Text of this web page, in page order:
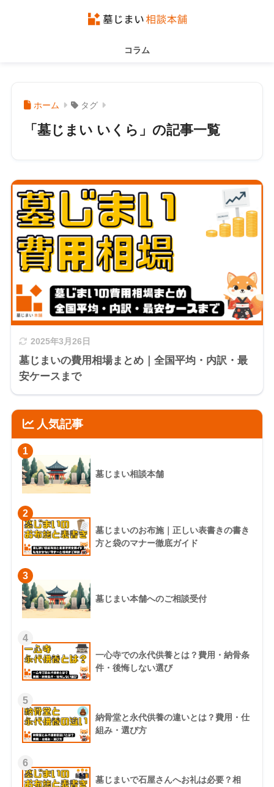
コラム
ホーム タグ
「墓じまい いくら」の記事一覧
2025年3月26日
墓じまいの費用相場まとめ｜全国平均・内訳・最
安ケースまで
人気記事
1
墓じまい相談本舗
2
墓じまいのお布施｜正しい表書きの書き
方と袋のマナー徹底ガイド
3
墓じまい本舗へのご相談受付
4
一心寺での永代供養とは？費用・納骨条
件・後悔しない選び
5
納骨堂と永代供養の違いとは？費用・仕
組み・選び方
6
墓じまいで石屋さんへお礼は必要？相